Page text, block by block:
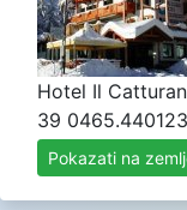
Hotel Il
39 0465.440123
Pokazati na